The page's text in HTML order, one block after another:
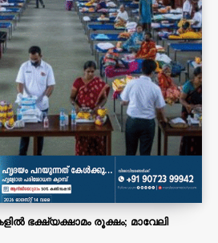
ഭക്ഷ്യക്ഷാമം രൂക്ഷം; മാവേലി